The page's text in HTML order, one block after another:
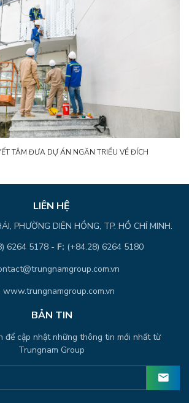
TÂM ĐƯA DỰ ÁN NGĂN TRIỀU VỀ ĐÍCH
LIÊN HỆ
PHƯỜNG DIÊN HỒNG, TP. HỒ CHÍ MINH.
6264 5178 - F: (+84.28) 6264 5180
www.trungnamgroup.com.vn
BẢN TIN
để cập nhật những thông tin mới nhất từ
Trungnam Group